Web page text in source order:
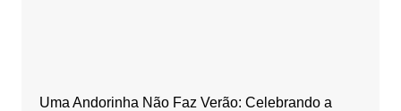
Uma Andorinha Não Faz Verão: Celebrando a